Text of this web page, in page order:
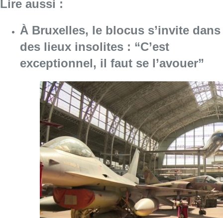
Lire aussi :
À Bruxelles, le blocus s’invite dans
des lieux insolites : “C’est
exceptionnel, il faut se l’avouer”